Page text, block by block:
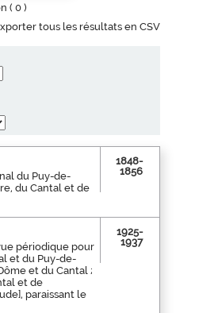
( 0 )
tous les résultats en CSV
du Puy-de-
du Cantal et de
1848-
1856
périodique pour
et du Puy-de-
et du Cantal ;
et de
paraissant le
1925-
1937